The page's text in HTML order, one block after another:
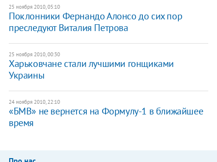
25 ноября 2010, 05:10
Поклонники Фернандо Алонсо до сих пор
преследуют Виталия Петрова
25 ноября 2010, 00:30
Харьковчане стали лучшими гонщиками
Украины
24 ноября 2010, 22:10
«БМВ» не вернется на Формулу-1 в ближайшее
время